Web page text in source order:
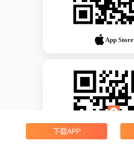
App Store
下载APP